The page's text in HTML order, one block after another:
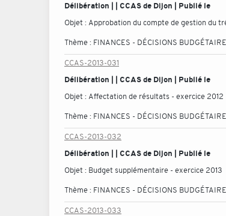
Délibération | | CCAS de Dijon | Publié le
Objet : Approbation du compte de gestion du
Thème : FINANCES - DÉCISIONS
CCAS-2013-031
Délibération | | CCAS de Dijon | Publié le
Objet : Affectation de résultats - exercice 2012
Thème : FINANCES - DÉCISIONS
CCAS-2013-032
Délibération | | CCAS de Dijon | Publié le
Objet : Budget supplémentaire - exercice 2013
Thème : FINANCES - DÉCISIONS
CCAS-2013-033